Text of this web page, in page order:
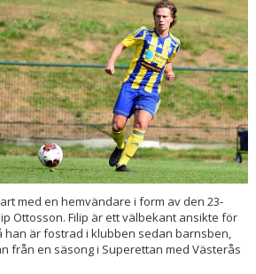
med en hemvändare i form av den 23-
Ottosson. Filip är ett välbekant ansikte för
han är fostrad i klubben sedan barnsben,
från en säsong i Superettan med Västerås